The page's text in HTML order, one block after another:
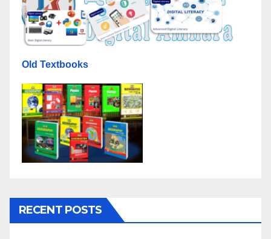
Old Textbooks
RECENT POSTS